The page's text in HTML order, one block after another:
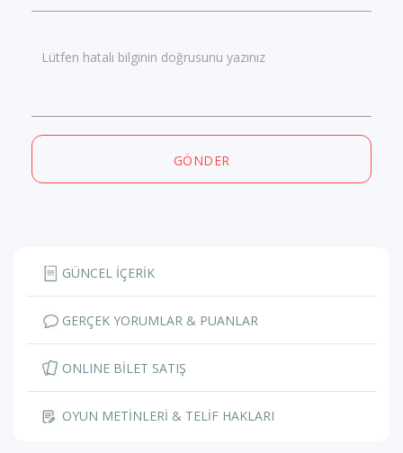
Lütfen hatalı bilginin doğrusunu yazınız
GÖNDER
GÜNCEL İÇERİK
GERÇEK YORUMLAR & PUANLAR
ONLINE BİLET SATIŞ
OYUN METİNLERİ & TELİF HAKLARI